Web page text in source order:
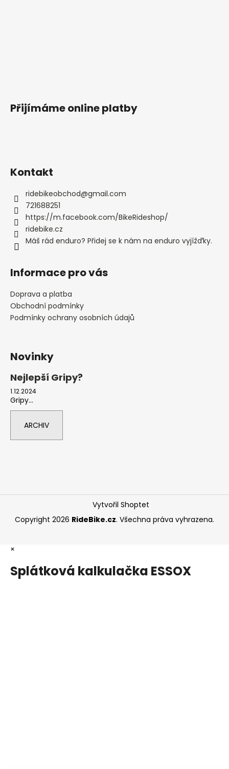
Přijímáme online platby
Kontakt
ridebikeobchod@gmail.com
721688251
https://m.facebook.com/BikeRideshop/
ridebike.cz
Máš rád enduro? Přidej se k nám na enduro vyjížďky.
Informace pro vás
Doprava a platba
Obchodní podmínky
Podmínky ochrany osobních údajů
Novinky
Nejlepší Gripy?
1.12.2024
Gripy...
ARCHIV
Vytvořil Shoptet
Copyright 2026 RideBike.cz. Všechna práva vyhrazena.
×
Splátková kalkulačka ESSOX